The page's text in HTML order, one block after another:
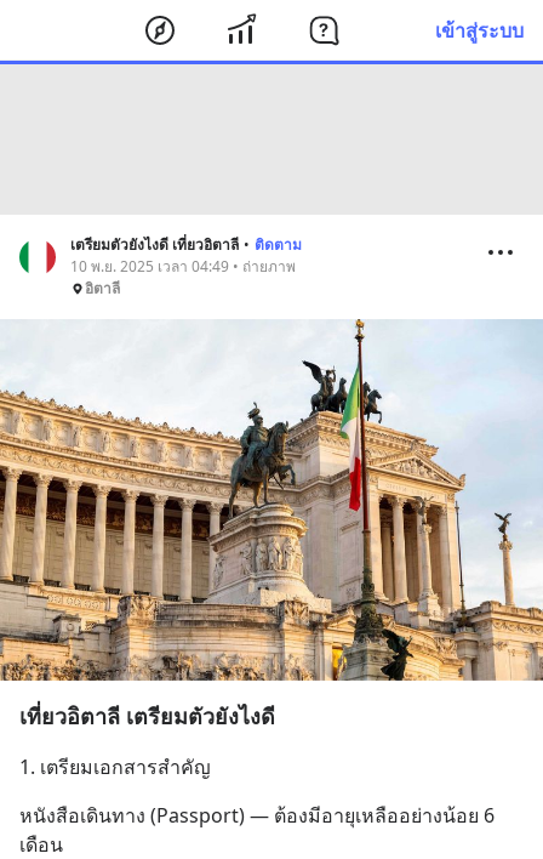
เข้าสู่ระบบ
เตรียมตัวยังไงดี เที่ยวอิตาลี • ติดตาม
10 พ.ย. 2025 เวลา 04:49 • ถ่ายภาพ
อิตาลี
เที่ยวอิตาลี เตรียมตัวยังไงดี
1. เตรียมเอกสารสำคัญ
หนังสือเดินทาง (Passport) — ต้องมีอายุเหลืออย่างน้อย 6
เดือน